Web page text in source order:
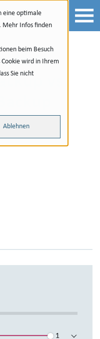
eine optimale
Mehr Infos finden
beim Besuch
wird in Ihrem
Sie nicht
Ablehnen
vs.